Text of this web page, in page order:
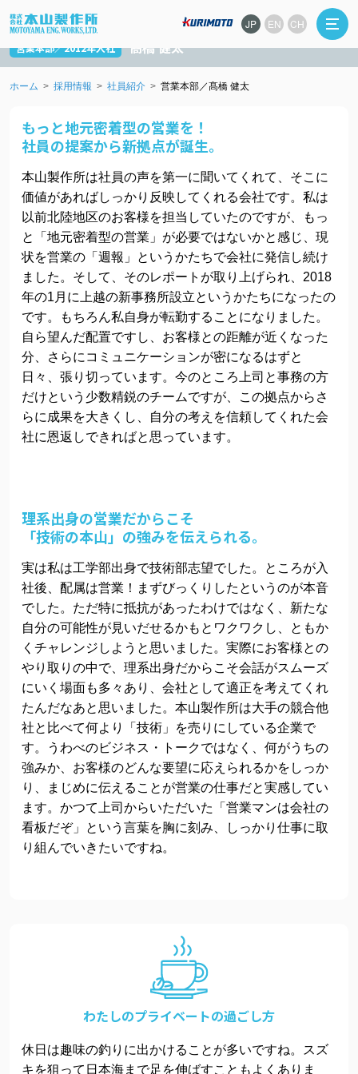
JP EN CH
自ら望んだ新事業所で活躍中。
営業本部／2012年入社 髙橋 健太
ホーム 採用情報 社員紹介 営業本部／髙橋 健太
もっと地元密着型の営業を！
社員の提案から新拠点が誕生。
本山製作所は社員の声を第一に聞いてくれて、そこに
価値があればしっかり反映してくれる会社です。私は
以前北陸地区のお客様を担当していたのですが、もっ
と「地元密着型の営業」が必要ではないかと感じ、現
状を営業の「週報」というかたちで会社に発信し続け
ました。そして、そのレポートが取り上げられ、2018
年の1月に上越の新事務所設立というかたちになったの
です。もちろん私自身が転勤することになりました。
自ら望んだ配置ですし、お客様との距離が近くなった
分、さらにコミュニケーションが密になるはずと
日々、張り切っています。今のところ上司と事務の方
だけという少数精鋭のチームですが、この拠点からさ
らに成果を大きくし、自分の考えを信頼してくれた会
社に恩返しできればと思っています。
理系出身の営業だからこそ
「技術の本山」の強みを伝えられる。
実は私は工学部出身で技術部志望でした。ところが入
社後、配属は営業！まずびっくりしたというのが本音
でした。ただ特に抵抗があったわけではなく、新たな
自分の可能性が見いだせるかもとワクワクし、ともか
くチャレンジしようと思いました。実際にお客様との
やり取りの中で、理系出身だからこそ会話がスムーズ
にいく場面も多々あり、会社として適正を考えてくれ
たんだなあと思いました。本山製作所は大手の競合他
社と比べて何より「技術」を売りにしている企業で
す。うわべのビジネス・トークではなく、何がうちの
強みか、お客様のどんな要望に応えられるかをしっか
り、まじめに伝えることが営業の仕事だと実感してい
ます。かつて上司からいただいた「営業マンは会社の
看板だぞ」という言葉を胸に刻み、しっかり仕事に取
り組んでいきたいですね。
わたしのプライベートの過ごし方
休日は趣味の釣りに出かけることが多いですね。スズ
キを狙って日本海まで足を伸ばすこともよくありま